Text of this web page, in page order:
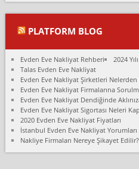
Ali:
olduk. Asansörlü dediler sonra uraya
fark istediler. ortada asa...
Nimet:
Ben 2021 Ağustos ilk haftası Evimi taşıdım
Mahallesi'nden bir başka Mahallesi'ne yani
oturuyorum önceleri ara...
Nimet Köse:
PLATFORM BLOG
Evden Eve Nakliyat Rehberi
2024
Talas Evden Eve Nakliyat
Evden Eve Nakliyat Şirketleri Nelerden
Evden Eve Nakliyat Firmalarına
Evden Eve Nakliyat Dendiğinde
Evden Eve Nakliyat Sigortası Neleri
2020 Evden Eve Nakliyat Fiyatları
İstanbul Evden Eve Nakliyat Yorumları
Nakliye Firmaları Nereye Şikayet Edilir?